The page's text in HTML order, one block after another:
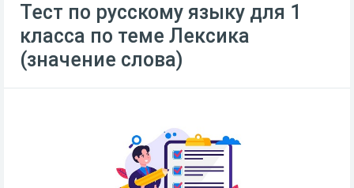
Тест по русскому языку для 1
класса по теме Лексика
(значение слова)